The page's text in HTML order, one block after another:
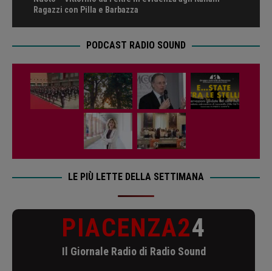
Ragazzi con Pilla e Barbazza
PODCAST RADIO SOUND
LE PIÙ LETTE DELLA SETTIMANA
PIACENZA24
Il Giornale Radio di Radio Sound